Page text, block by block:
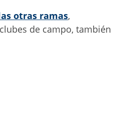
otras ramas,
de campo, también